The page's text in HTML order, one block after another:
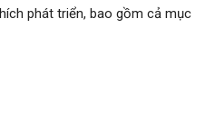
phát triển, bao gồm cả mục